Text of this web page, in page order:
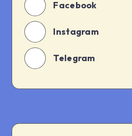
Facebook
Instagram
Telegram